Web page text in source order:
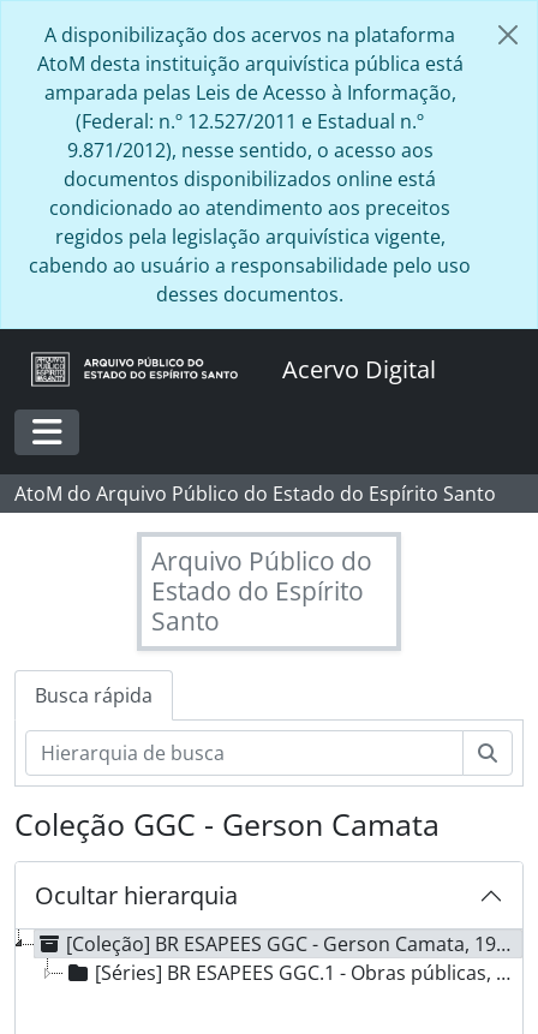
A disponibilização dos acervos na plataforma
AtoM desta instituição arquivística pública está
amparada pelas Leis de Acesso à Informação,
(Federal: n.º 12.527/2011 e Estadual n.º
9.871/2012), nesse sentido, o acesso aos
documentos disponibilizados online está
condicionado ao atendimento aos preceitos
regidos pela legislação arquivística vigente,
cabendo ao usuário a responsabilidade pelo uso
desses documentos.
Acervo Digital
Toggle navigation
AtoM do Arquivo Público do Estado do Espírito Santo
Arquivo Público do
Estado do Espírito
Santo
Busca rápida
Coleção GGC - Gerson Camata
Ocultar hierarquia
[Coleção] BR ESAPEES GGC - Gerson Camata, 1983-1986
[Séries] BR ESAPEES GGC.1 - Obras públicas, 1983-1986